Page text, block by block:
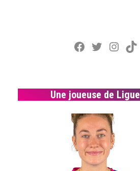
Facebook
Twitter
Une joueuse de